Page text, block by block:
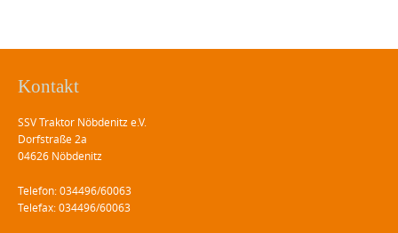
Kontakt
SSV Traktor Nöbdenitz e.V.
Dorfstraße 2a
04626 Nöbdenitz
Telefon: 034496/60063
Telefax: 034496/60063